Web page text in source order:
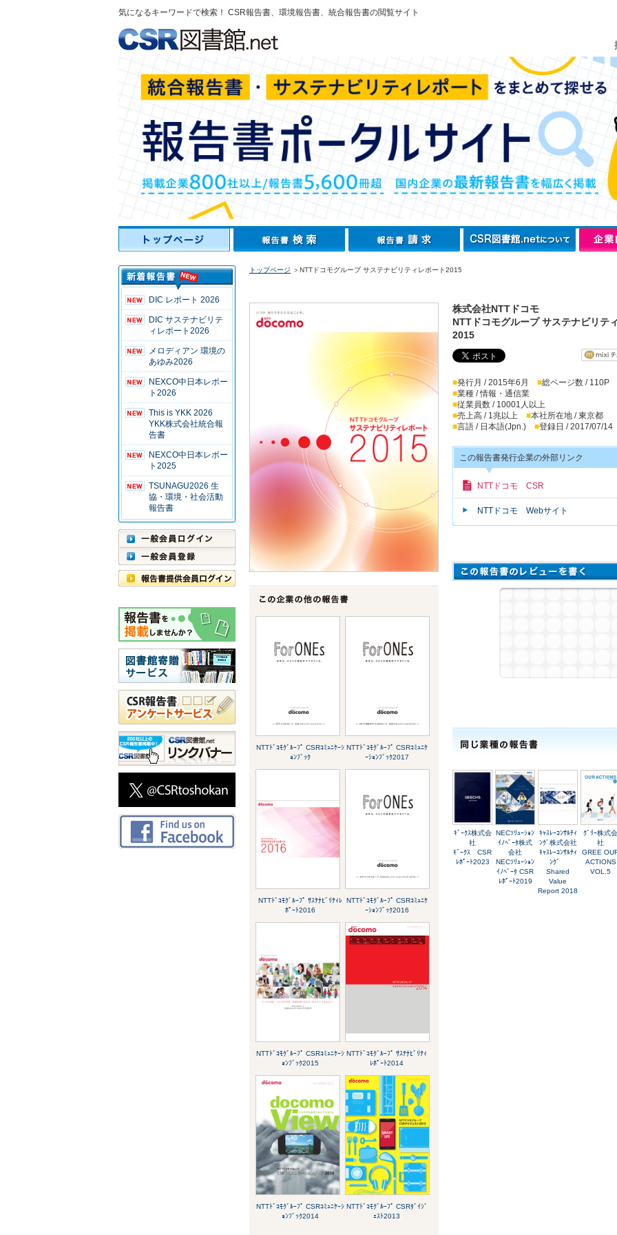
気になるキーワードで検索！ CSR報告書、環境報告書、統合報告書の閲覧サイト
DIC レポート 2026
DIC サステナビリテ
ィレポート2026
メロディアン 環境の
あゆみ2026
NEXCO中日本レポー
ト2026
This is YKK 2026
YKK株式会社統合報
告書
NEXCO中日本レポー
ト2025
TSUNAGU2026 生
協・環境・社会活動
報告書
トップページ ＞NTTドコモグループ サステナビリティレポート2015
NTTﾄﾞｺﾓｸﾞﾙｰﾌﾟ CSRｺﾐｭﾆｹｰｼ
ｮﾝﾌﾞｯｸ
NTTﾄﾞｺﾓｸﾞﾙｰﾌﾟ CSRｺﾐｭﾆｹ
ｰｼｮﾝﾌﾞｯｸ2017
NTTﾄﾞｺﾓｸﾞﾙｰﾌﾟ ｻｽﾃﾅﾋﾞﾘﾃｨﾚ
ﾎﾟｰﾄ2016
NTTﾄﾞｺﾓｸﾞﾙｰﾌﾟ CSRｺﾐｭﾆｹ
ｰｼｮﾝﾌﾞｯｸ2016
NTTﾄﾞｺﾓｸﾞﾙｰﾌﾟ CSRｺﾐｭﾆｹｰｼ
ｮﾝﾌﾞｯｸ2015
NTTﾄﾞｺﾓｸﾞﾙｰﾌﾟ ｻｽﾃﾅﾋﾞﾘﾃｨ
ﾚﾎﾟｰﾄ2014
NTTﾄﾞｺﾓｸﾞﾙｰﾌﾟ CSRｺﾐｭﾆｹｰｼ
ｮﾝﾌﾞｯｸ2014
NTTﾄﾞｺﾓｸﾞﾙｰﾌﾟ CSRﾀﾞｲｼﾞ
ｪｽﾄ2013
株式会社NTTドコモ
NTTドコモグループ サステナビリテ
2015
■発行月 / 2015年6月 ■総ページ数 / 110P
■業種 / 情報・通信業
■従業員数 / 10001人以上
■売上高 / 1兆以上 ■本社所在地 / 東京都
■言語 / 日本語(Jpn.) ■登録日 / 2017/07/14
この報告書発行企業の外部リンク
NTTドコモ CSR
NTTドコモ Webサイト
ｷﾞｰｸｽ株式会
社
ｷﾞｰｸｽ CSR
ﾚﾎﾟｰﾄ2023
NECｿﾘｭｰｼｮﾝ
ｲﾉﾍﾞｰﾀ株式
会社
NECｿﾘｭｰｼｮﾝ
ｲﾉﾍﾞｰﾀ CSR
ﾚﾎﾟｰﾄ2019
ｷｬｽﾚｰｺﾝｻﾙﾃｨ
ﾝｸﾞ株式会社
ｷｬｽﾚｰｺﾝｻﾙﾃｨ
ﾝｸﾞ
Shared
Value
Report 2018
ｸﾞﾘｰ株式会
社
GREE
ACTIONS
VOL.5